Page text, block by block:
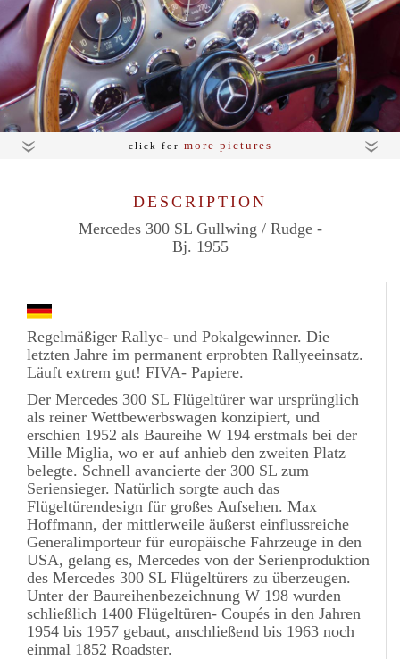
click for more pictures
DESCRIPTION
Mercedes 300 SL Gullwing / Rudge -
Bj. 1955
Regelmäßiger Rallye- und Pokalgewinner. Die
letzten Jahre im permanent erprobten Rallyeeinsatz.
Läuft extrem gut! FIVA- Papiere.
Der Mercedes 300 SL Flügeltürer war ursprünglich
als reiner Wettbewerbswagen konzipiert, und
erschien 1952 als Baureihe W 194 erstmals bei der
Mille Miglia, wo er auf anhieb den zweiten Platz
belegte. Schnell avancierte der 300 SL zum
Seriensieger. Natürlich sorgte auch das
Flügeltürendesign für großes Aufsehen. Max
Hoffmann, der mittlerweile äußerst einflussreiche
Generalimporteur für europäische Fahrzeuge in den
USA, gelang es, Mercedes von der Serienproduktion
des Mercedes 300 SL Flügeltürers zu überzeugen.
Unter der Baureihenbezeichnung W 198 wurden
schließlich 1400 Flügeltüren- Coupés in den Jahren
1954 bis 1957 gebaut, anschließend bis 1963 noch
einmal 1852 Roadster.